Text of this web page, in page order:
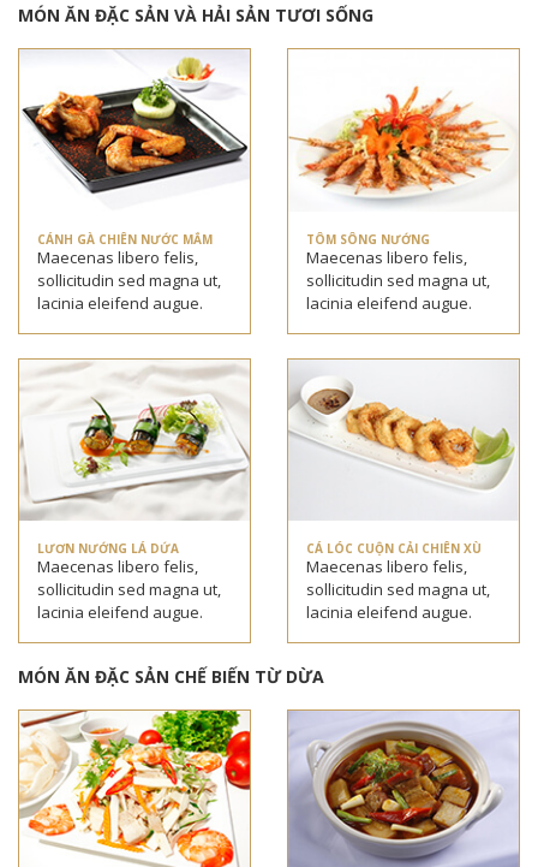
MÓN ĂN ĐẶC SẢN VÀ HẢI SẢN TƯƠI SỐNG
CÁNH GÀ CHIÊN NƯỚC MẮM
Maecenas libero felis,
sollicitudin sed magna ut,
lacinia eleifend augue.
TÔM SÔNG NƯỚNG
Maecenas libero felis,
sollicitudin sed magna ut,
lacinia eleifend augue.
LƯƠN NƯỚNG LÁ DỨA
Maecenas libero felis,
sollicitudin sed magna ut,
lacinia eleifend augue.
CÁ LÓC CUỘN CẢI CHIÊN XÙ
Maecenas libero felis,
sollicitudin sed magna ut,
lacinia eleifend augue.
MÓN ĂN ĐẶC SẢN CHẾ BIẾN TỪ DỪA